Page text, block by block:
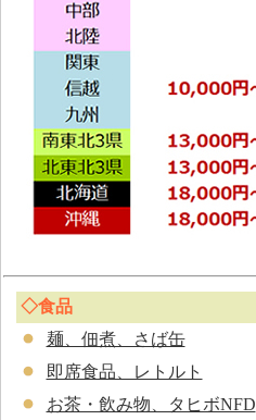
◇食品
麺、佃煮、さば缶
即席食品、レトルト
お茶・飲み物、タヒボNFD